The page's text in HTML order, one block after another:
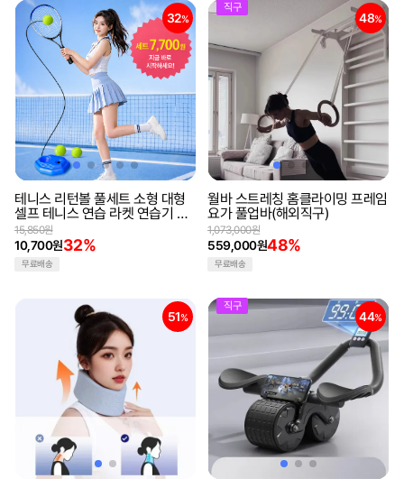
32%
테니스 리턴볼 풀세트 소형 대형
셀프 테니스 연습 라켓 연습기 테
니스채
10,700원32%
15,850원
무료배송
직구
48%
월바 스트레칭 홈클라이밍 프레임
요가 풀업바(해외직구)
559,000원48%
1,073,000원
무료배송
51%
직구
44%